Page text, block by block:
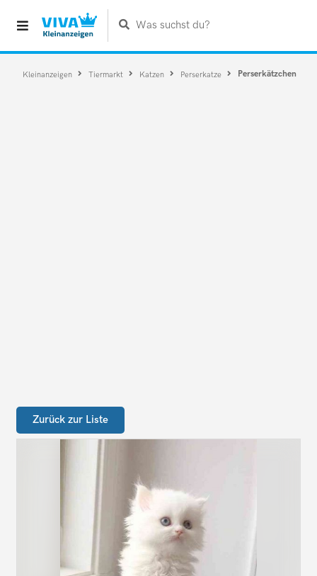
Was suchst du?
Kleinanzeigen Tiermarkt Katzen Perserkatze Perserkätzchen
Zurück zur Liste